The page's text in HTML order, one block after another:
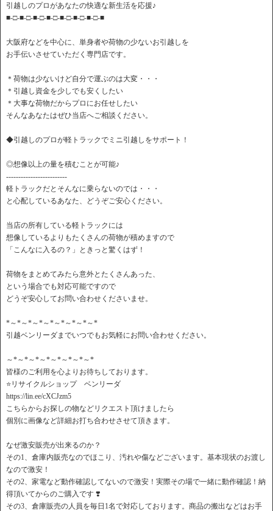
引越しのプロがあなたの快適な新生活を応援♪
■-□-■-□-■-□-■-□-■-□-■-□-■-□-■
大阪府などを中心に、単身者や荷物の少ないお引越しを
お手伝いさせていただく専門店です。
＊荷物は少ないけど自分で運ぶのは大変・・・
＊引越し資金を少しでも安くしたい
＊大事な荷物だからプロにお任せしたい
そんなあなたはぜひ当店へご相談ください。
◆引越しのプロが軽トラックでミニ引越しをサポート！
◎想像以上の量を積むことが可能♪
-------------------------
軽トラックだとそんなに乗らないのでは・・・
と心配しているあなた、どうぞご安心ください。
当店の所有している軽トラックには
想像しているよりもたくさんの荷物が積めますので
「こんなに入るの？」ときっと驚くはず！
荷物をまとめてみたら意外とたくさんあった、
という場合でも対応可能ですので
どうぞ安心してお問い合わせくださいませ。
*～*～*～*～*～*～*～*～*
引越ベンリーダまでいつでもお気軽にお問い合わせください。
～*～*～*～*～*～*～*～*
皆様のご利用を心よりお待ちしております。
⭐️リサイクルショップ ベンリーダ
https://lin.ee/cXCJzm5
こちらからお探しの物などリクエスト頂けましたら
個別に画像など詳細お打ち合わせさせて頂きます。
なぜ激安販売が出来るのか？
その1、倉庫内販売なのでほこり、汚れや傷などございます。基本現状のお渡し
なので激安！
その2、家電など動作確認してないので激安！実際その場で一緒に動作確認！納
得頂いてからのご購入です ❣️
その3、倉庫販売の人員を毎日1名で対応しております。商品の搬出などはお手